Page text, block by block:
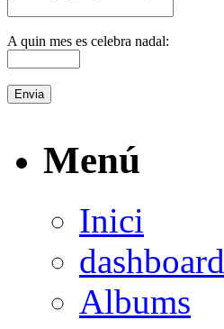
A quin mes es celebra nadal:
Menú
Inici
dashboard
Albums